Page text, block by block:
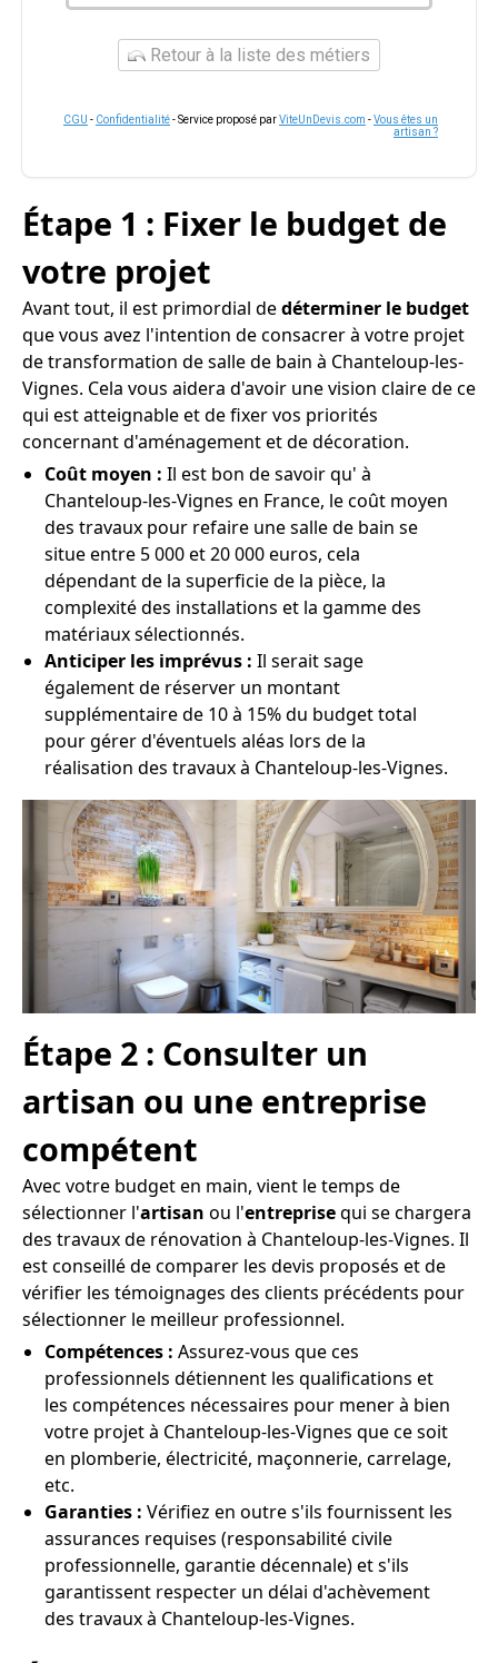
Retour à la liste des métiers
CGU - Confidentialité- Service proposé parViteUnDevis.com -Vous êtes un
artisan ?
Étape 1 : Fixer le budget de
votre projet
Avant tout, il est primordial dedéterminer le budget
que vous avez l'intention de consacrer à votre projet
de transformation de salle de bain à Chanteloup-les-
Vignes. Cela vous aidera d'avoir une vision claire de ce
qui est atteignable et de fixer vos priorités
concernant d'aménagement et de décoration.
Coût moyen : Il est bon de savoir qu' à
Chanteloup-les-Vignes en France, le coût moyen
des travaux pour refaire une salle de bain se
situe entre 5 000 et 20 000 euros, cela
dépendant de la superficie de la pièce, la
complexité des installations et la gamme des
matériaux sélectionnés.
Anticiper les imprévus : Il serait sage
également de réserver un montant
supplémentaire de 10 à 15% du budget total
pour gérer d'éventuels aléas lors de la
réalisation des travaux à Chanteloup-les-Vignes.
Étape 2 : Consulter un
artisan ou une entreprise
compétent
Avec votre budget en main, vient le temps de
sélectionner l'artisan ou l'entreprisequi se chargera
des travaux de rénovation à Chanteloup-les-Vignes. Il
est conseillé de comparer les devis proposés et de
vérifier les témoignages des clients précédents pour
sélectionner le meilleur professionnel.
Compétences : Assurez-vous que ces
professionnels détiennent les qualifications et
les compétences nécessaires pour mener à bien
votre projet à Chanteloup-les-Vignes que ce soit
en plomberie, électricité, maçonnerie, carrelage,
etc.
Garanties : Vérifiez en outre s'ils fournissent les
assurances requises (responsabilité civile
professionnelle, garantie décennale) et s'ils
garantissent respecter un délai d'achèvement
des travaux à Chanteloup-les-Vignes.